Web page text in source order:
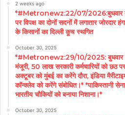
2 weeks ago
*#Metronewz:22/07/2026:बुधवार की
पर विपक्ष का दोनों सदनों में लगातार जोरदार
के किसानों का दिल्ली कूच स्थगित
October 30, 2025
*#Metronewz:29/10/2025: बुधवार
मंजूरी, 50 लाख सरकारी कर्मचारियों को छठ
अक्टूबर को मुंबई का करेंगे दौरा, इंडिया
कॉन्क्लेव को करेंगे संबोधित।* *पाकिस्तानी
भारतीय चौकियों को बनाया निशाना।*
October 30, 2025